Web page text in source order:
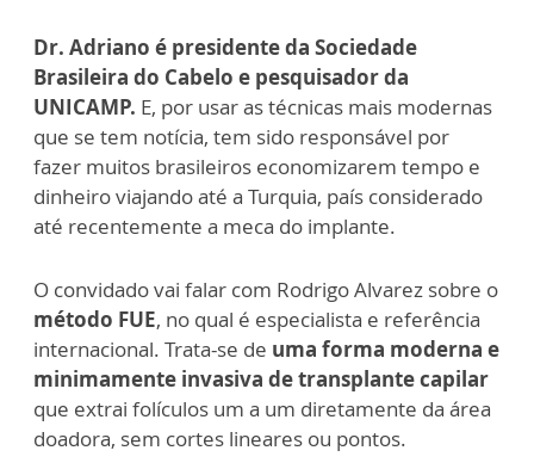
Dr. Adriano é presidente da Sociedade
Brasileira do Cabelo e pesquisador da
UNICAMP. E, por usar as técnicas mais modernas
que se tem notícia, tem sido responsável por
fazer muitos brasileiros economizarem tempo e
dinheiro viajando até a Turquia, país considerado
até recentemente a meca do implante.
O convidado vai falar com Rodrigo Alvarez sobre o
método FUE, no qual é especialista e referência
internacional. Trata-se de uma forma moderna e
minimamente invasiva de transplante capilar
que extrai folículos um a um diretamente da área
doadora, sem cortes lineares ou pontos.